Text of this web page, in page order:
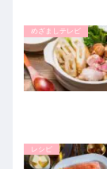
めざましテレビ
レシピ